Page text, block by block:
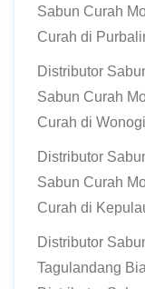
Sabun Curah
Curah di
Distributor
Sabun Curah
Curah di
Distributor
Sabun Curah
Curah di
Distributor
Tagulandang